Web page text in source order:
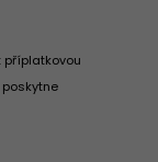
příplatkovou